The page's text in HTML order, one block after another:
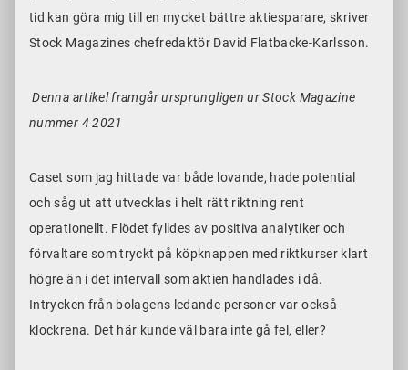
tid kan göra mig till en mycket bättre aktiesparare, skriver
Stock Magazines chefredaktör David Flatbacke-Karlsson.
Denna artikel framgår ursprungligen ur Stock Magazine
nummer 4 2021
Caset som jag hittade var både lovande, hade potential
och såg ut att utvecklas i helt rätt riktning rent
operationellt. Flödet fylldes av positiva analytiker och
förvaltare som tryckt på köpknappen med riktkurser klart
högre än i det intervall som aktien handlades i då.
Intrycken från bolagens ledande personer var också
klockrena. Det här kunde väl bara inte gå fel, eller?